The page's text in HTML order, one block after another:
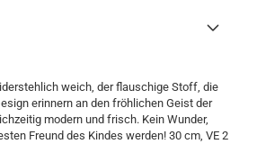
weich, der flauschige Stoff, die
erinnern an den fröhlichen Geist der
modern und frisch. Kein Wunder,
Freund des Kindes werden! 30 cm, VE 2